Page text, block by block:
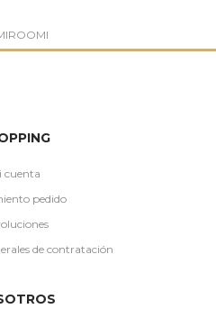
cuenta
pedido
de contratación